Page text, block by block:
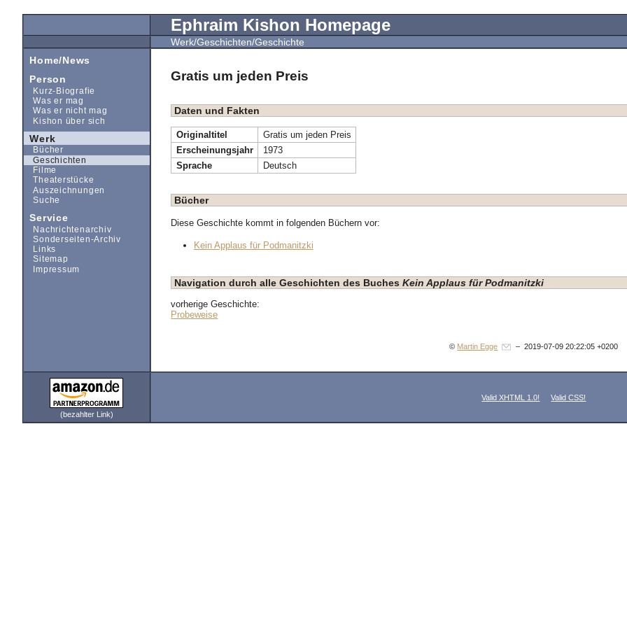
Ephraim Kishon Homepage
Werk/Geschichten/Geschichte
Gratis um jeden Preis
Daten und Fakten
Originaltitel
Gratis um jeden Preis
Erscheinungsjahr
1973
Sprache
Deutsch
Bücher
Diese Geschichte kommt in folgenden Büchern vor:
Kein Applaus für Podmanitzki
Navigation durch alle Geschichten des Buches Kein Applaus für Podmanitzki
vorherige Geschichte:
Probeweise
© Martin Egge – 2019-07-09 20:22:05 +0200
(bezahlter Link)
Valid XHTML 1.0! Valid CSS!
Home/News
Person
Kurz-Biografie
Was er mag
Was er nicht mag
Kishon über sich
Werk
Bücher
Geschichten
Filme
Theaterstücke
Auszeichnungen
Suche
Service
Nachrichtenarchiv
Sonderseiten-Archiv
Links
Sitemap
Impressum